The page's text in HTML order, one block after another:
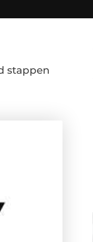
stappen